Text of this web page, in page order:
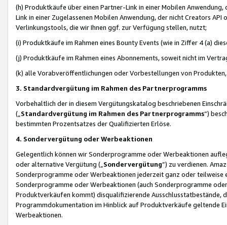
(h) Produktkäufe über einen Partner-Link in einer Mobilen
Link in einer Zugelassenen Mobilen Anwendung, der nicht Creators
Verlinkungstools, die wir Ihnen ggf. zur Verfügung stellen, nutzt;
(i) Produktkäufe im Rahmen eines Bounty Events (wie in Ziffer 4 (a)
(j) Produktkäufe im Rahmen eines Abonnements, soweit nicht im
(k) alle Vorabveröffentlichungen oder Vorbestellungen von
3. Standardvergütung im Rahmen des Partnerprogramms
Vorbehaltlich der in diesem Vergütungskatalog beschriebenen
(„ Standardvergütung im Rahmen des Partnerprogramms“)
bestimmten Prozentsatzes der Qualifizierten Erlöse.
4. Sondervergütung oder Werbeaktionen
Gelegentlich können wir Sonderprogramme oder Werbeaktionen
oder alternative Vergütung („ Sondervergütung”) zu verdienen.
Sonderprogramme oder Werbeaktionen jederzeit ganz oder
Sonderprogramme oder Werbeaktionen (auch Sonderprogramme
Produktverkäufen kommt) disqualifizierende Ausschlusstatbestände,
Programmdokumentation im Hinblick auf Produktverkäufe geltende
Werbeaktionen.